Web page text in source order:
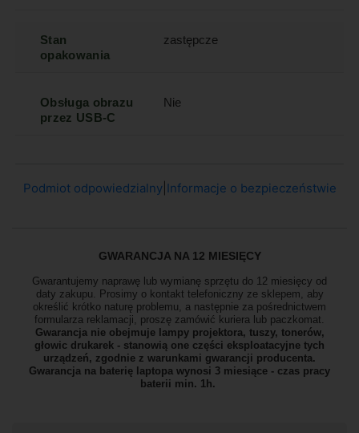
Stan
opakowania
zastępcze
Obsługa obrazu
przez USB-C
Nie
Podmiot odpowiedzialny| Informacje o bezpieczeństwie
GWARANCJA NA 12 MIESIĘCY
Gwarantujemy naprawę lub wymianę sprzętu do 12 miesięcy od
daty zakupu. Prosimy o kontakt telefoniczny ze sklepem, aby
określić krótko naturę problemu, a następnie za pośrednictwem
formularza reklamacji, proszę zamówić kuriera lub paczkomat.
Gwarancja nie obejmuje lampy projektora, tuszy, tonerów,
głowic drukarek - stanowią one części eksploatacyjne tych
urządzeń, zgodnie z warunkami gwarancji producenta.
Gwarancja na baterię laptopa wynosi 3 miesiące - czas pracy
baterii min. 1h.